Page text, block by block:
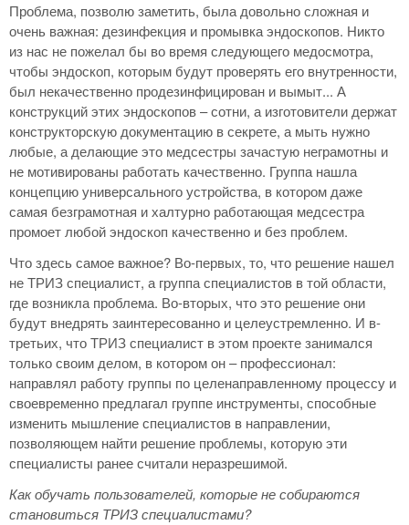
Проблема, позволю заметить, была довольно сложная и
очень важная: дезинфекция и промывка эндоскопов. Никто
из нас не пожелал бы во время следующего медосмотра,
чтобы эндоскоп, которым будут проверять его внутренности,
был некачественно продезинфицирован и вымыт... А
конструкций этих эндоскопов – сотни, а изготовители держат
конструкторскую документацию в секрете, а мыть нужно
любые, а делающие это медсестры зачастую неграмотны и
не мотивированы работать качественно. Группа нашла
концепцию универсального устройства, в котором даже
самая безграмотная и халтурно работающая медсестра
промоет любой эндоскоп качественно и без проблем.
Что здесь самое важное? Во-первых, то, что решение нашел
не ТРИЗ специалист, а группа специалистов в той области,
где возникла проблема. Во-вторых, что это решение они
будут внедрять заинтересованно и целеустремленно. И в-
третьих, что ТРИЗ специалист в этом проекте занимался
только своим делом, в котором он – профессионал:
направлял работу группы по целенаправленному процессу и
своевременно предлагал группе инструменты, способные
изменить мышление специалистов в направлении,
позволяющем найти решение проблемы, которую эти
специалисты ранее считали неразрешимой.
Как обучать пользователей, которые не собираются
становиться ТРИЗ специалистами?